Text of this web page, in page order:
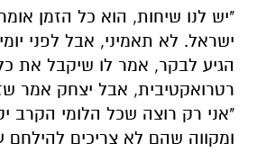
"אני רק רוצה שכל הלומי הקרב
ומקווה שהם לא צריכים להילחם
שלהם. מה עם האנשים החלשים,
שהוא בחר להגיד".